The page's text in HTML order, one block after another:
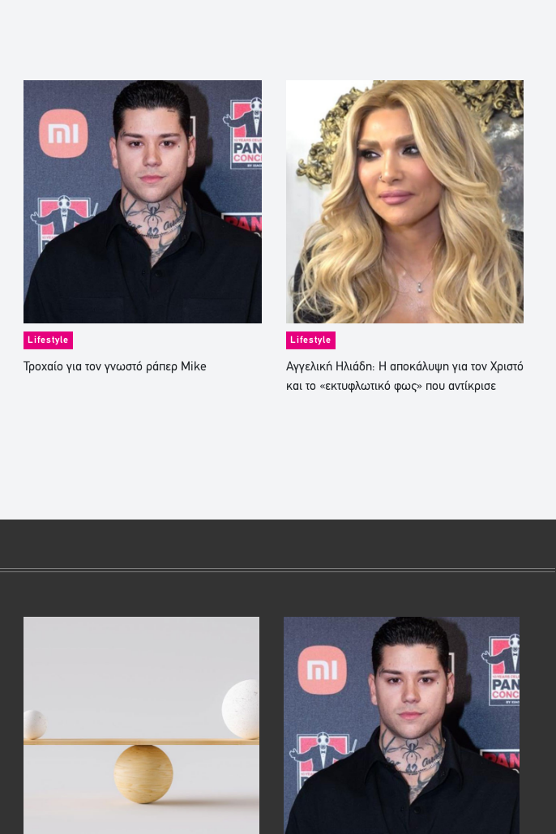
Lifestyle
Τροχαίο για τον γνωστό ράπερ Mike
Lifestyle
Αγγελική Ηλιάδη: Η αποκάλυψη για τον Χριστό
και το «εκτυφλωτικό φως» που αντίκρισε